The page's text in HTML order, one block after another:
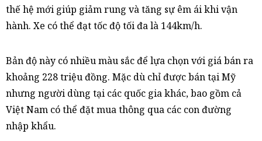
thế hệ mới giúp giảm rung và tăng sự êm ái khi vận
hành. Xe có thể đạt tốc độ tối đa là 144km/h.
Bản độ này có nhiều màu sắc để lựa chọn với giá bán ra
khoảng 228 triệu đồng. Mặc dù chỉ được bán tại Mỹ
nhưng người dùng tại các quốc gia khác, bao gồm cả
Việt Nam có thể đặt mua thông qua các con đường
nhập khẩu.